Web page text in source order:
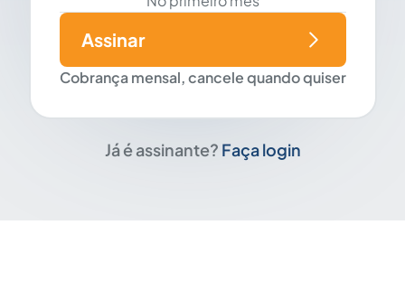
Cobrança mensal, cancele quando quiser
Assinar
Já é assinante? Faça login